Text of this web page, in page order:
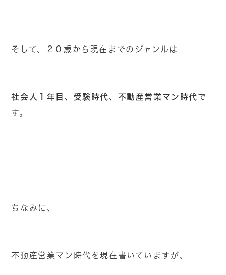
そして、２０歳から現在までのジャンルは
社会人１年目、受験時代、不動産営業マン時代で
す。
ちなみに、
不動産営業マン時代を現在書いていますが、